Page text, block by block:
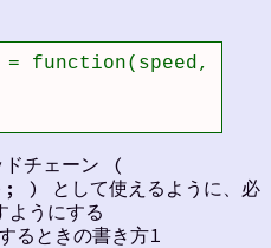
= function(speed, fn)
チェーン (
して使えるように、必
うにする
るときの書き方1